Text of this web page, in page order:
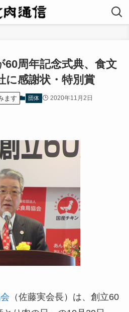
60周年記念式典、食文
に感謝状・特別賞
ます 団体 2020年11月2日
（佐藤実会長）は、創立60